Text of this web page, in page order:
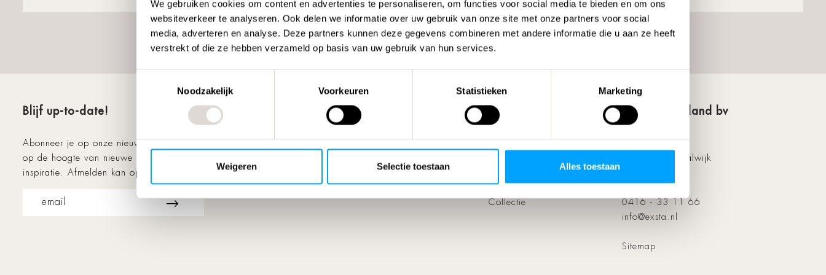
We gebruiken cookies om content en advertenties te personaliseren, om functies voor social media te bieden en om ons
websiteverkeer te analyseren. Ook delen we informatie over uw gebruik van onze site met onze partners voor social
media, adverteren en analyse. Deze partners kunnen deze gegevens combineren met andere informatie die u aan ze heeft
verstrekt of die ze hebben verzameld op basis van uw gebruik van hun services.
Noodzakelijk
Voorkeuren Statistieken Marketing
Weigeren Selectie toestaan Alles toestaan
Blijf up-to-date!
Abonneer je op onze nieuwsbrief en blijf
op de hoogte van nieuwe collecties en
inspiratie. Afmelden kan op elk moment!
email
Friends Support
FAQ
Service
Garantie
Over Exsta
Over ons
Portfolio & Nieuws
Inspiratiemagazine
Collectie
Exsta Nederland bv
Industrieweg 72
5145 PW Waalwijk
0416 - 33 11 66
info@exsta.nl
Sitemap